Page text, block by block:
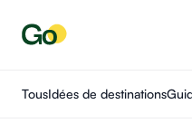
TousIdées de destinations